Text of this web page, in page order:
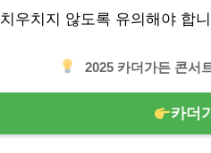
우치지 않도록 유의해야 합
2025 카더가든 콘서
카더